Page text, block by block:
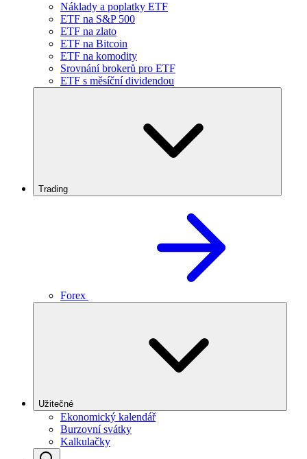
Náklady a poplatky ETF
ETF na S&P 500
ETF na zlato
ETF na Bitcoin
ETF na komodity
Srovnání brokerů pro ETF
ETF s měsíční dividendou
Trading
Forex
Užitečné
Ekonomický kalendář
Burzovní svátky
Kalkulačky